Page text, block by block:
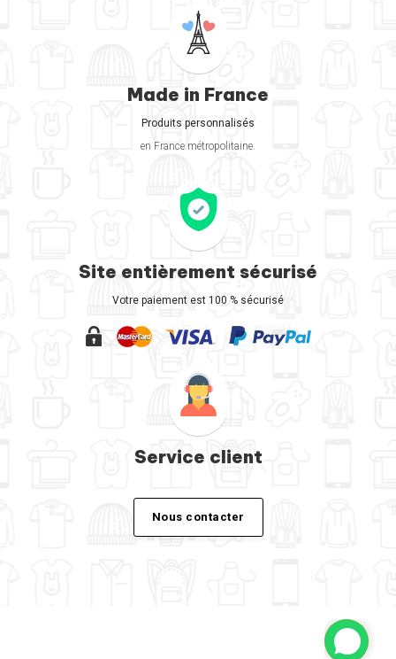
Made in France
Produits personnalisés
en France métropolitaine.
Site entièrement sécurisé
Votre paiement est 100 % sécurisé
Service client
Nous contacter